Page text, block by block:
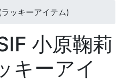
ッキーアイテム)
小原鞠莉
キーアイ